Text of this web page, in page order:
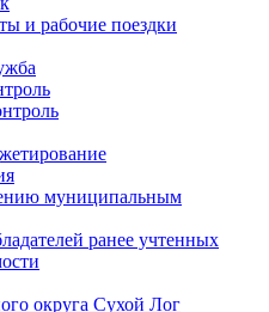
и рабочие поездки
муниципальным
ранее учтенных
округа Сухой Лог